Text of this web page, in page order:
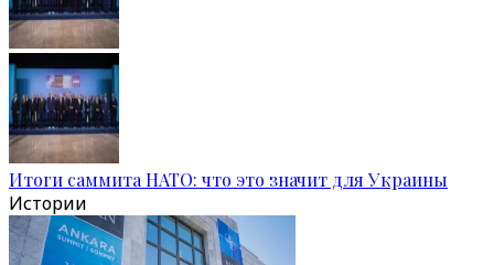
Итоги саммита НАТО: что это значит для Украины
Истории